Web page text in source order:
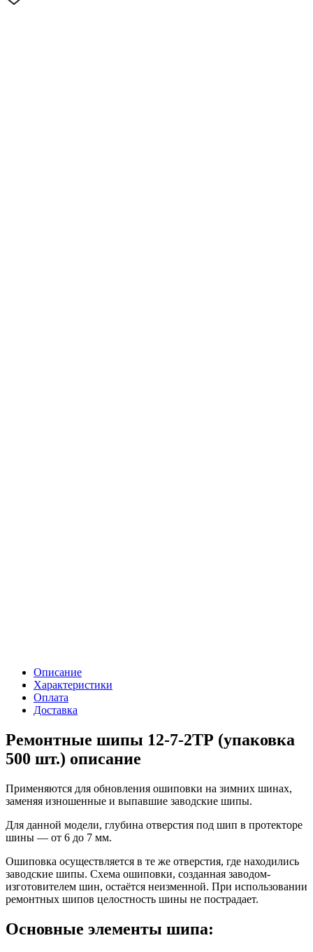
Описание
Характеристики
Оплата
Доставка
Ремонтные шипы 12-7-2ТР (упаковка
500 шт.) описание
Применяются для обновления ошиповки на зимних шинах,
заменяя изношенные и выпавшие заводские шипы.
Для данной модели, глубина отверстия под шип в протекторе
шины — от 6 до 7 мм.
Ошиповка осуществляется в те же отверстия, где находились
заводские шипы. Схема ошиповки, созданная заводом-
изготовителем шин, остаётся неизменной. При использовании
ремонтных шипов целостность шины не пострадает.
Основные элементы шипа: